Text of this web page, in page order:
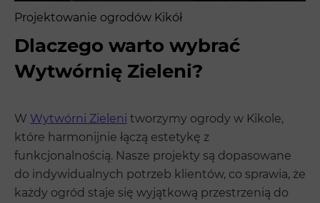
Projektowanie ogrodów Kikół
Dlaczego warto wybrać
Wytwórnię Zieleni?
W Wytwórni Zieleni tworzymy ogrody w Kikole,
które harmonijnie łączą estetykę z
funkcjonalnością. Nasze projekty są dopasowane
do indywidualnych potrzeb klientów, co sprawia, że
każdy ogród staje się wyjątkową przestrzenią do